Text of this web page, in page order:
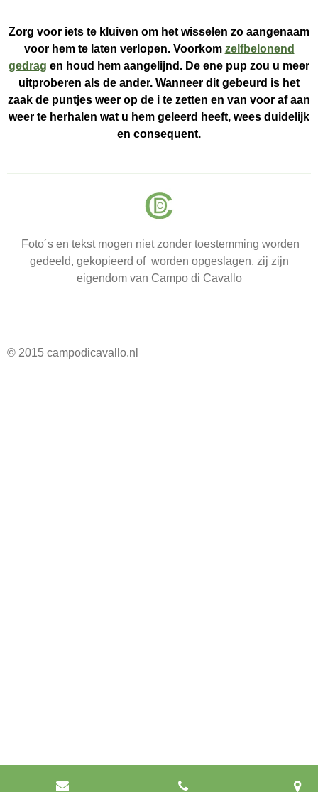
Zorg voor iets te kluiven om het wisselen zo aangenaam
voor hem te laten verlopen. Voorkom zelfbelonend
gedrag en houd hem aangelijnd. De ene pup zou u meer
uitproberen als de ander. Wanneer dit gebeurd is het
zaak de puntjes weer op de i te zetten en van voor af aan
weer te herhalen wat u hem geleerd heeft, wees duidelijk
en consequent.
Foto´s en tekst mogen niet zonder toestemming worden
gedeeld, gekopieerd of worden opgeslagen, zij zijn
eigendom van Campo di Cavallo
© 2015 campodicavallo.nl